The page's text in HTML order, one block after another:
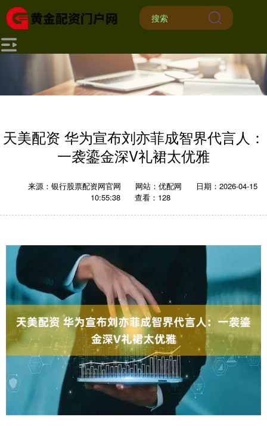
天美配资 华为宣布刘亦菲成智界代言人：
一袭鎏金深V礼裙太优雅
来源：银行股票配资网官网 网站：优配网
日期：2026-04-15
10:55:38
查看：128